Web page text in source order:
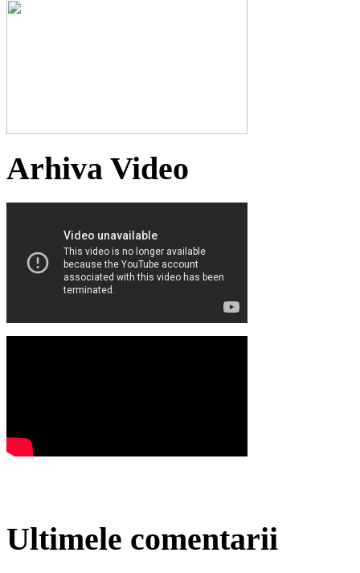
Arhiva Video
Ultimele comentarii